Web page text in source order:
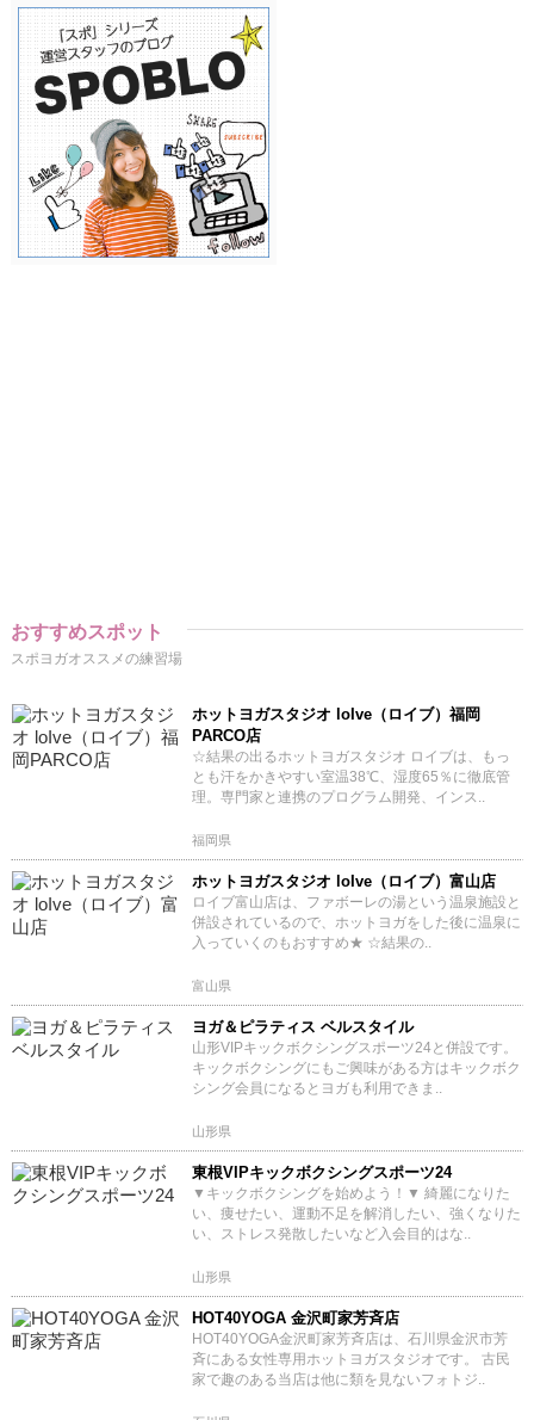
おすすめスポット
スポヨガオススメの練習場
ホットヨガスタジオ loIve（ロイブ）福岡
PARCO店
☆結果の出るホットヨガスタジオ ロイブは、もっ
とも汗をかきやすい室温38℃、湿度65％に徹底管
理。専門家と連携のプログラム開発、インス..
福岡県
ホットヨガスタジオ loIve（ロイブ）富山店
ロイブ富山店は、ファボーレの湯という温泉施設と
併設されているので、ホットヨガをした後に温泉に
入っていくのもおすすめ★ ☆結果の..
富山県
ヨガ＆ピラティス ベルスタイル
山形VIPキックボクシングスポーツ24と併設です。
キックボクシングにもご興味がある方はキックボク
シング会員になるとヨガも利用できま..
山形県
東根VIPキックボクシングスポーツ24
▼キックボクシングを始めよう！▼ 綺麗になりた
い、痩せたい、運動不足を解消したい、強くなりた
い、ストレス発散したいなど入会目的はな..
山形県
HOT40YOGA 金沢町家芳斉店
HOT40YOGA金沢町家芳斉店は、石川県金沢市芳
斉にある女性専用ホットヨガスタジオです。 古民
家で趣のある当店は他に類を見ないフォトジ..